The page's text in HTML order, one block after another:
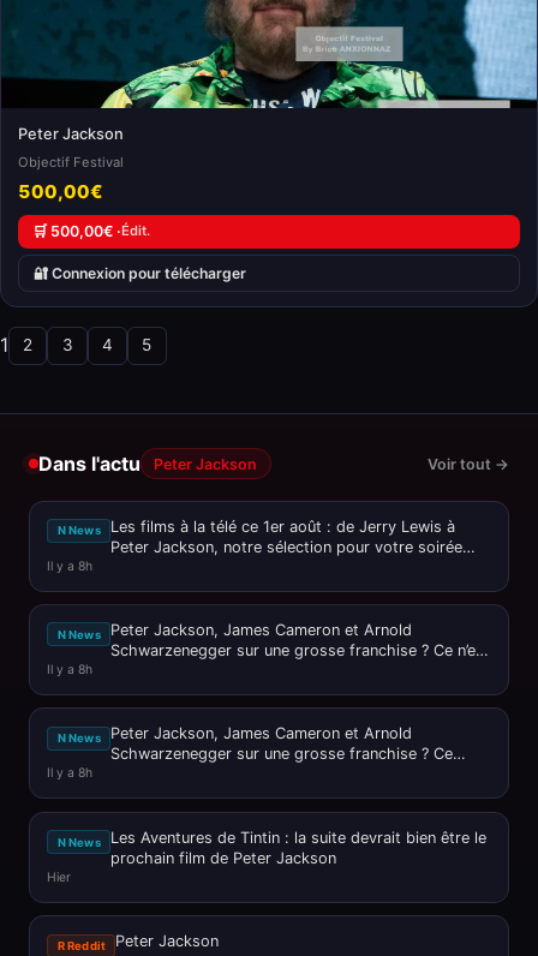
Peter Jackson
Objectif Festival
500,00€
🛒 500,00€ ·Édit.
🔐 Connexion pour télécharger
1 2 3 4 5
Dans l'actu Peter Jackson Voir tout →
N News
Les films à la télé ce 1er août : de Jerry Lewis à
Peter Jackson, notre sélection pour votre soirée
Il y a 8h
N News
Peter Jackson, James Cameron et Arnold
Schwarzenegger sur une grosse franchise ? Ce n’est
Il y a 8h
N News
Peter Jackson, James Cameron et Arnold
Schwarzenegger sur une grosse franchise ? Ce
Il y a 8h
N News
Les Aventures de Tintin : la suite devrait bien être le
prochain film de Peter Jackson
Hier
R Reddit Peter Jackson